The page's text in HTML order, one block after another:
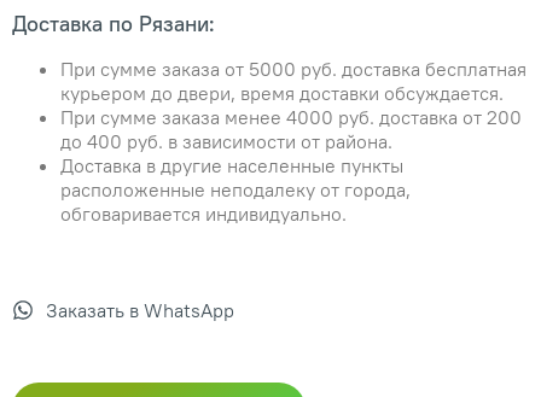
Доставка по Рязани:
При сумме заказа от 5000 руб. доставка бесплатная
курьером до двери, время доставки обсуждается.
При сумме заказа менее 4000 руб. доставка от 200
до 400 руб. в зависимости от района.
Доставка в другие населенные пункты
расположенные неподалеку от города,
обговаривается индивидуально.
Заказать в WhatsApp